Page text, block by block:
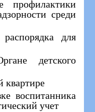
среди
для
детского
квартире
воспитанника
учет